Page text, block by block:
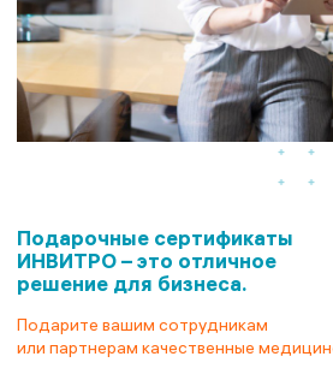
Подарочные сертификаты
ИНВИТРО –это отличное
решение для бизнеса.
Подарите вашим сотрудникам
или партнерам качественные